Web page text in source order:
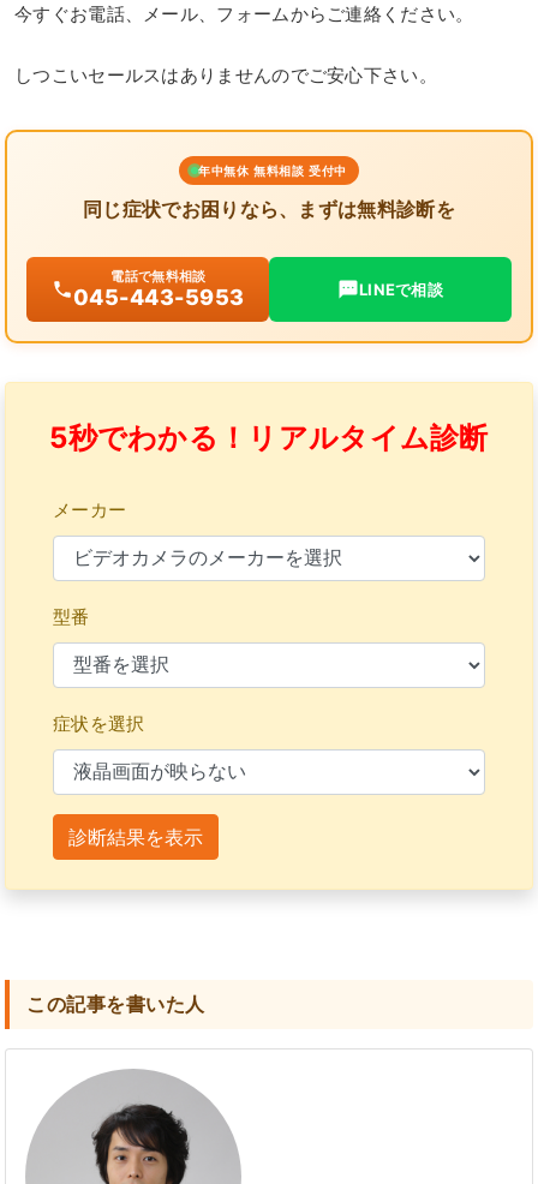
今すぐお電話、メール、フォームからご連絡ください。
しつこいセールスはありませんのでご安心下さい。
年中無休 無料相談 受付中
同じ症状でお困りなら、まずは無料診断を
電話で無料相談
045-443-5953 LINEで相談
5秒でわかる！リアルタイム診断
メーカー
型番
症状を選択
診断結果を表示
この記事を書いた人